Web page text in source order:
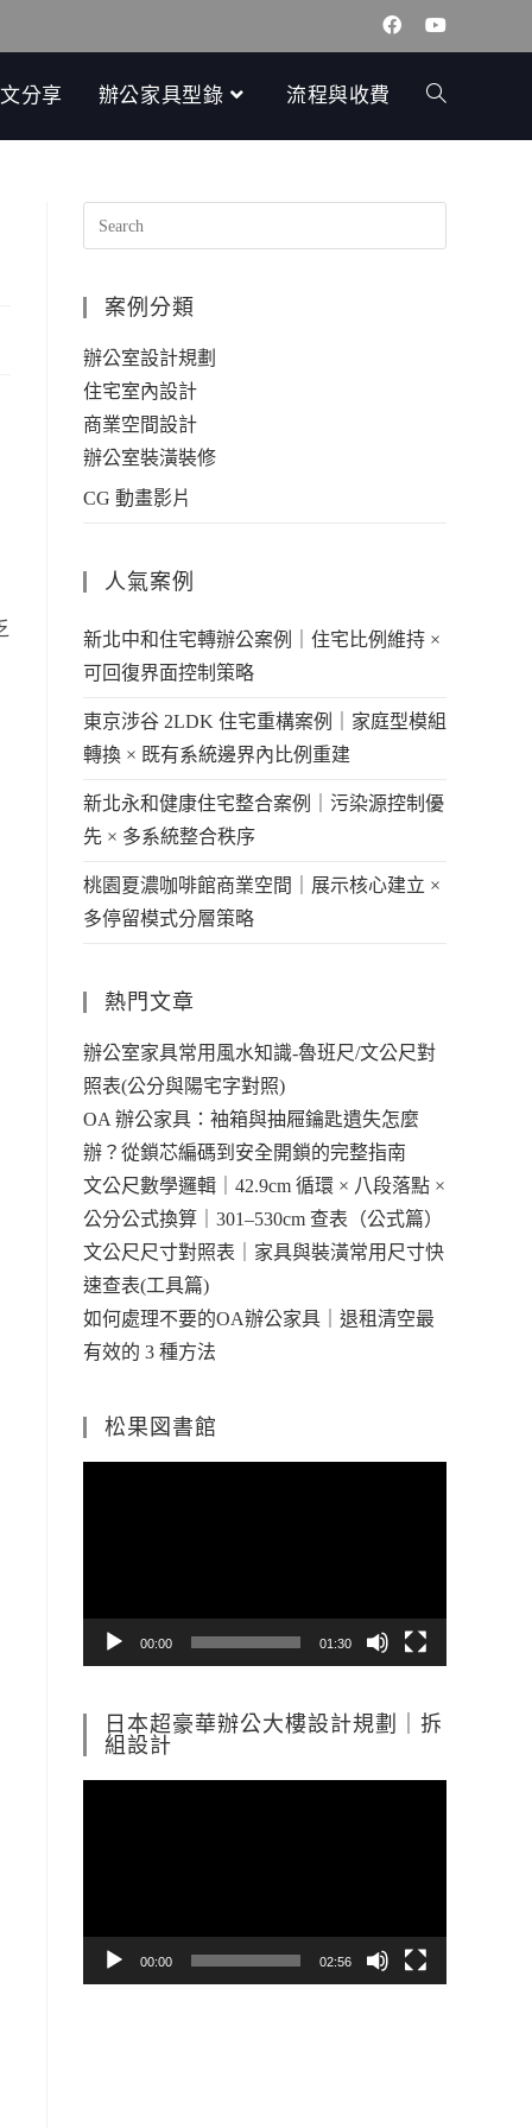
分享 辦公家具型錄 流程與收費
案例分類
辦公室設計規劃
住宅室內設計
商業空間設計
辦公室裝潢裝修
CG 動畫影片
人氣案例
新北中和住宅轉辦公案例｜住宅比例維持 ×
可回復界面控制策略
東京涉谷 2LDK 住宅重構案例｜家庭型模組
轉換 × 既有系統邊界內比例重建
新北永和健康住宅整合案例｜污染源控制優
先 × 多系統整合秩序
桃園夏濃咖啡館商業空間｜展示核心建立 ×
多停留模式分層策略
熱門文章
辦公室家具常用風水知識-魯班尺/文公尺對
照表(公分與陽宅字對照)
OA 辦公家具：袖箱與抽屜鑰匙遺失怎麼
辦？從鎖芯編碼到安全開鎖的完整指南
文公尺數學邏輯｜42.9cm 循環 × 八段落點 ×
公分公式換算｜301–530cm 查表（公式篇）
文公尺尺寸對照表｜家具與裝潢常用尺寸快
速查表(工具篇)
如何處理不要的OA辦公家具｜退租清空最
有效的 3 種方法
松果図書館
00:00 01:30
日本超豪華辦公大樓設計規劃｜拆
組設計
00:00 02:56